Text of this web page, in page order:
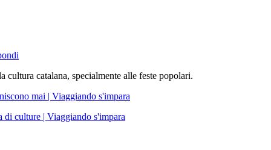
catalana, specialmente alle feste popolari.
mai | Viaggiando s'impara
culture | Viaggiando s'impara